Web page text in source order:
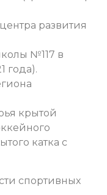
развития
№117 в
года).
крытой
катка с
спортивных